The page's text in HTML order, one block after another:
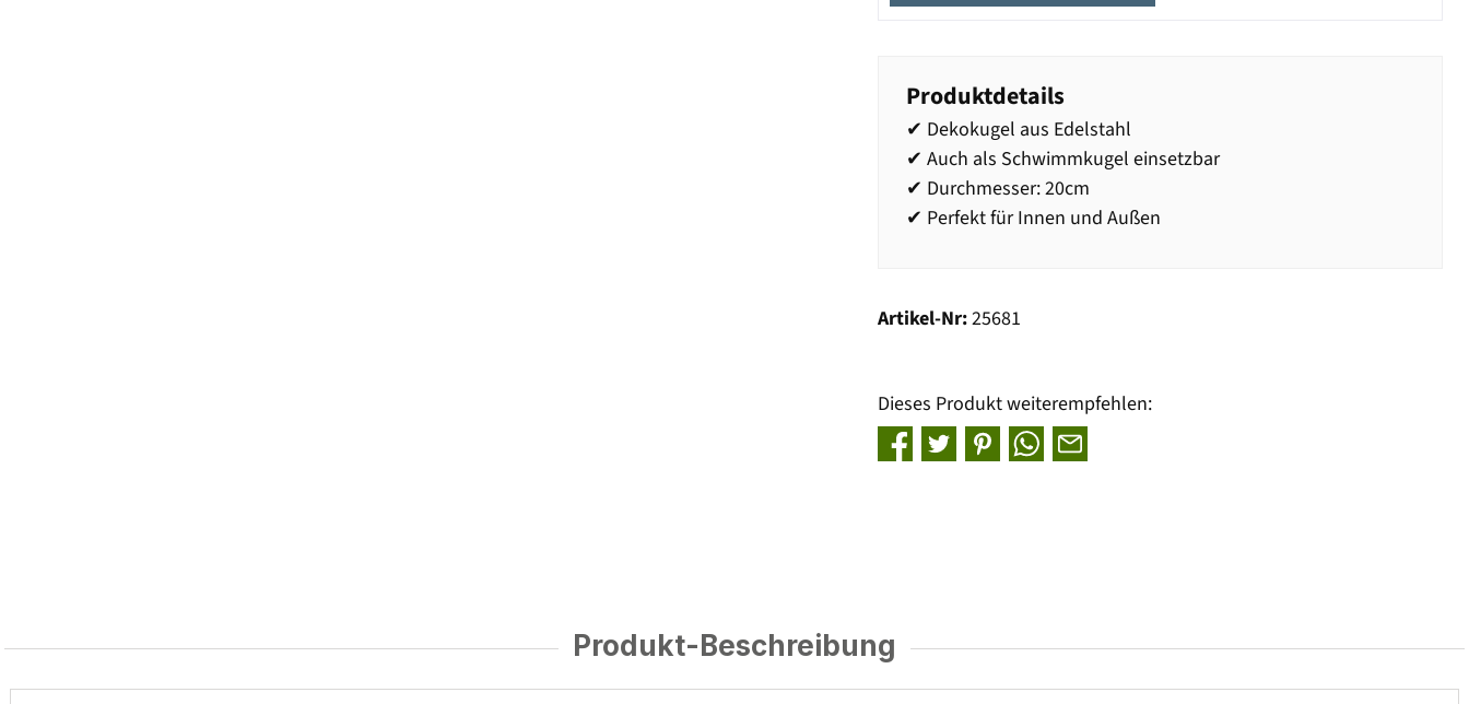
Produktdetails
✔ Dekokugel aus Edelstahl
✔ Auch als Schwimmkugel einsetzbar
✔ Durchmesser: 20cm
✔ Perfekt für Innen und Außen
Artikel-Nr:25681
Dieses Produkt weiterempfehlen:
Produkt-Beschreibung